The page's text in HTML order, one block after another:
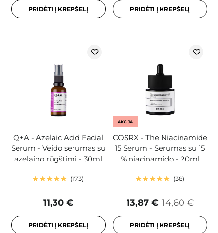
PRIDĖTI Į KREPŠELĮ PRIDĖTI Į KREPŠELĮ
Q+A - Azelaic Acid Facial
Serum - Veido serumas su
azelaino rūgštimi - 30ml
173
11,30 €
PRIDĖTI Į KREPŠELĮ
AKCIJA
COSRX - The Niacinamide
15 Serum - Serumas su 15
% niacinamido - 20ml
38
14,60 €
13,87 €
PRIDĖTI Į KREPŠELĮ